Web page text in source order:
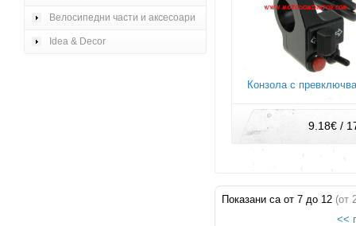
Конзола с
9.18€ /
Показани са от 7 до 12 (от
<<
Велосипедни части и аксесоари
Idea & Decor